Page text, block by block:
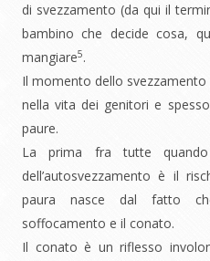
di svezzamento (da qui il
bambino che decide cosa,
mangiare5.
Il momento dello
nella vita dei genitori e
paure.
La prima fra tutte
dell’autosvezzamento è il
paura nasce dal fatto
soffocamento e il conato.
Il conato è un riflesso